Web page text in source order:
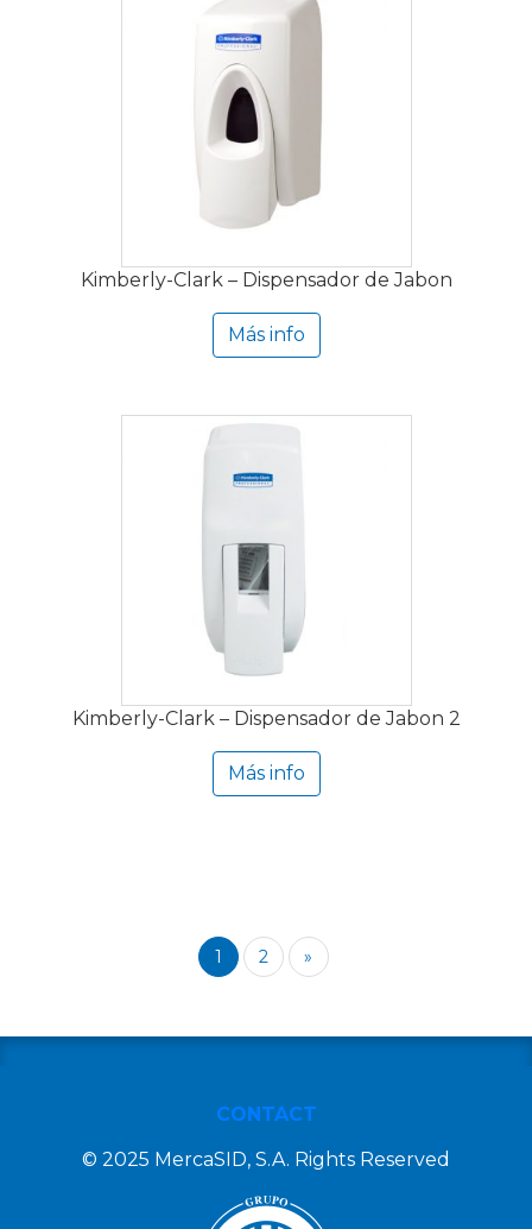
Kimberly-Clark – Dispensador de Jabon
Más info
Kimberly-Clark – Dispensador de Jabon 2
Más info
1 2 »
CONTACT
© 2025 MercaSID, S.A. Rights Reserved